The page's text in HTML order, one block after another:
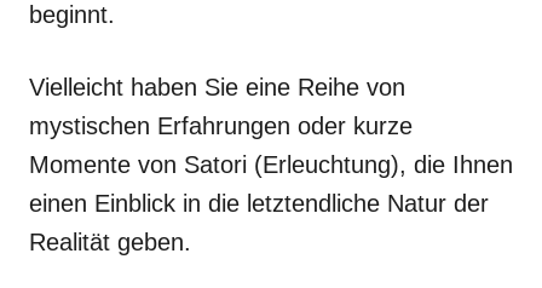
beginnt.
Vielleicht haben Sie eine Reihe von
mystischen Erfahrungen oder kurze
Momente von Satori (Erleuchtung), die Ihnen
einen Einblick in die letztendliche Natur der
Realität geben.